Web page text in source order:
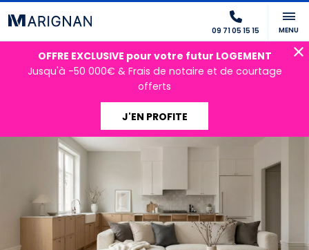
09 71 05 15 15 MENU
OFFRE EXCLUSIVE pour votre futur LOGEMENT
Jusqu'à -50 000€ & Frais de notaire et de courtage
offerts
J'EN PROFITE